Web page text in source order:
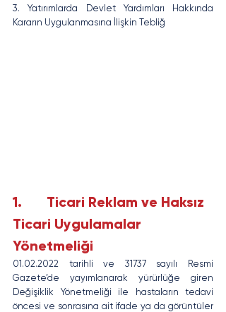
3. Yatırımlarda Devlet Yardımları Hakkında
Kararın Uygulanmasına İlişkin Tebliğ
1.       Ticari Reklam ve Haksız
Ticari Uygulamalar
Yönetmeliği
01.02.2022 tarihli ve 31737 sayılı Resmi
Gazete’de yayımlanarak yürürlüğe giren
Değişiklik Yönetmeliği ile hastaların tedavi
öncesi ve sonrasına ait ifade ya da görüntüler